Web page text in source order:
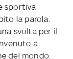
sportiva
la parola.
svolta per il
a
del mondo.